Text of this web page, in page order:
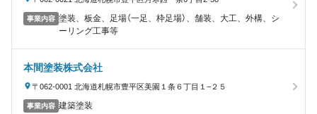
事業内容 塗装、板金、足場（一足、枠足場）、舗装、大工、外構、シ
ーリング工事等
本間塗装株式会社
〒062-0001 北海道札幌市豊平区美園１条６丁目１−２５
事業内容 建築塗装